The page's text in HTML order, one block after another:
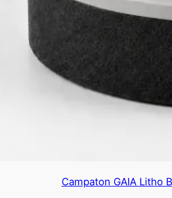
Campaton GAIA Litho